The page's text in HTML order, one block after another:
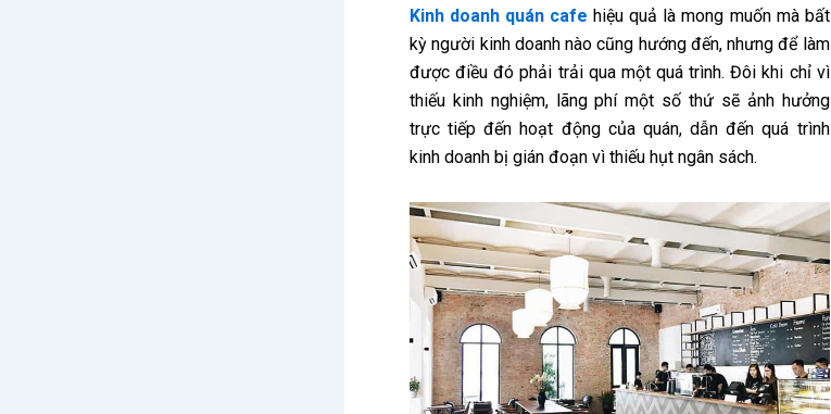
Kinh doanh quán cafe hiệu quả là mong muốn mà bất
kỳ người kinh doanh nào cũng hướng đến, nhưng để làm
được điều đó phải trải qua một quá trình. Đôi khi chỉ vì
thiếu kinh nghiệm, lãng phí một số thứ sẽ ảnh hưởng
trực tiếp đến hoạt động của quán, dẫn đến quá trình
kinh doanh bị gián đoạn vì thiếu hụt ngân sách.